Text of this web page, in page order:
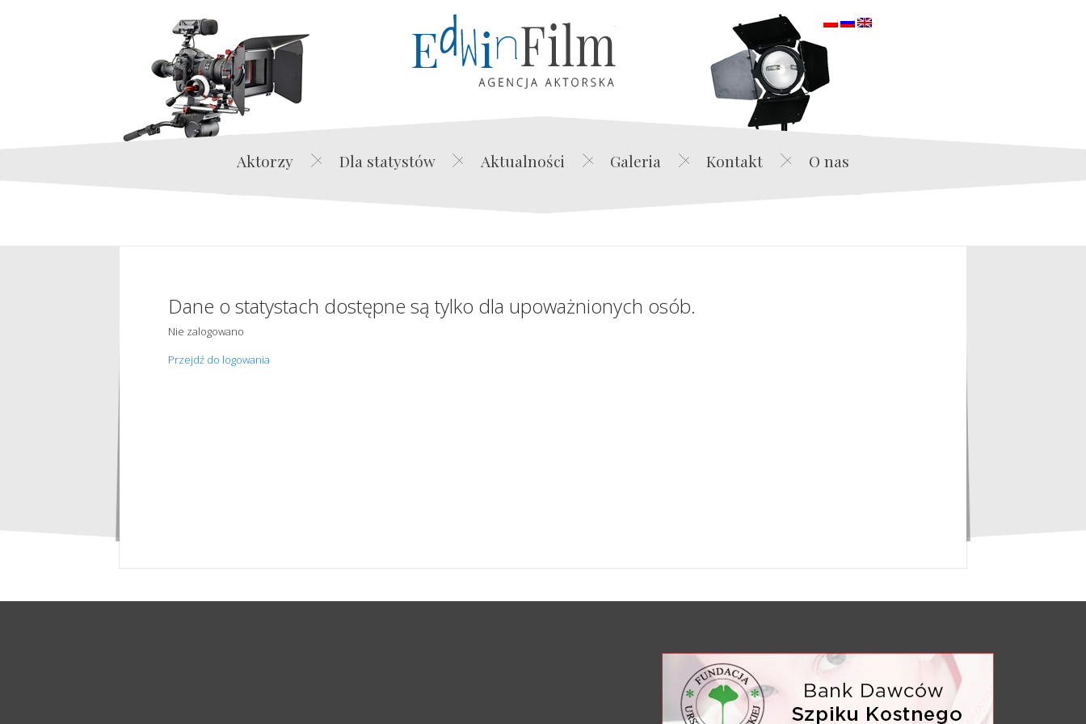
Edwin Film Agencja Aktorska
Aktorzy Dla statystów Aktualności Galeria Kontakt O nas
Dane o statystach dostępne są tylko dla upoważnionych osób.
Nie zalogowano
Przejdź do logowania